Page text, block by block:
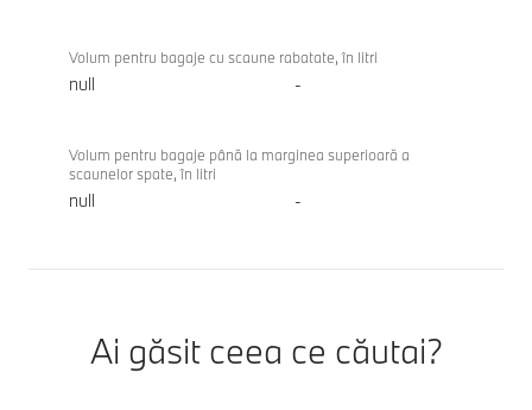
Volum pentru bagaje cu scaune rabatate, în litri
null -
Volum pentru bagaje până la marginea superioară a
scaunelor spate, în litri
null -
Ai găsit ceea ce căutai?